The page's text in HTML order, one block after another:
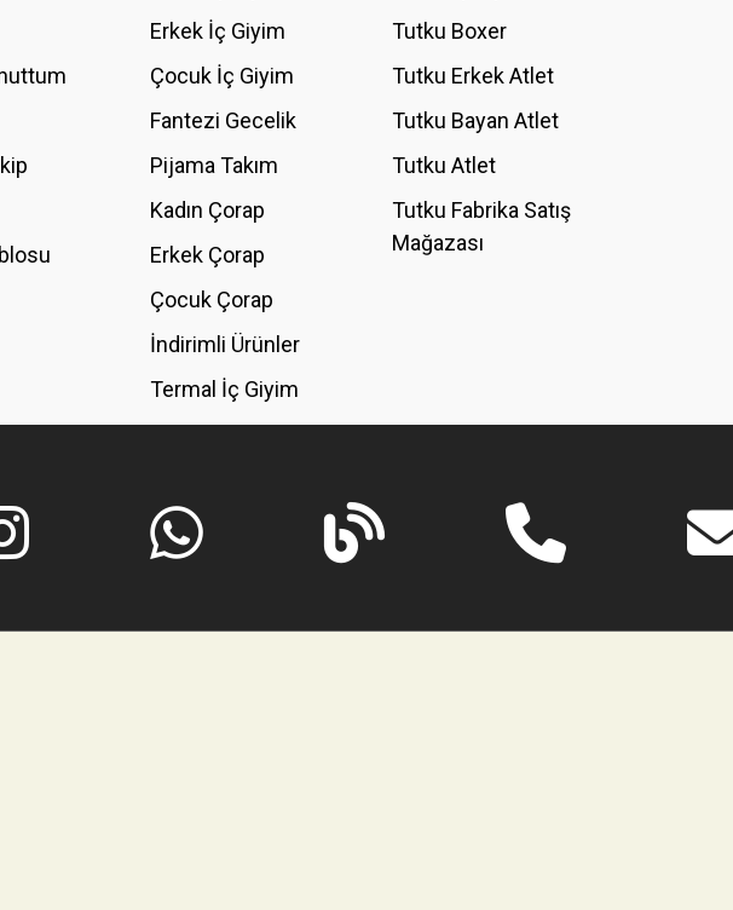
Erkek İç Giyim
Çocuk İç Giyim
Fantezi Gecelik
Pijama Takım
Kadın Çorap
Erkek Çorap
Çocuk Çorap
İndirimli Ürünler
Termal İç Giyim
Tutku Boxer
Tutku Erkek Atlet
Tutku Bayan Atlet
Tutku Atlet
Tutku Fabrika Satış
Mağazası